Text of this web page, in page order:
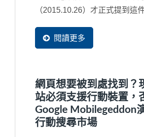
（2015.10.26）才正式提到這
閱讀更多
網頁想要被到處找到？
站必須支援行動裝置，
Google Mobilegeddon
行動搜尋市場